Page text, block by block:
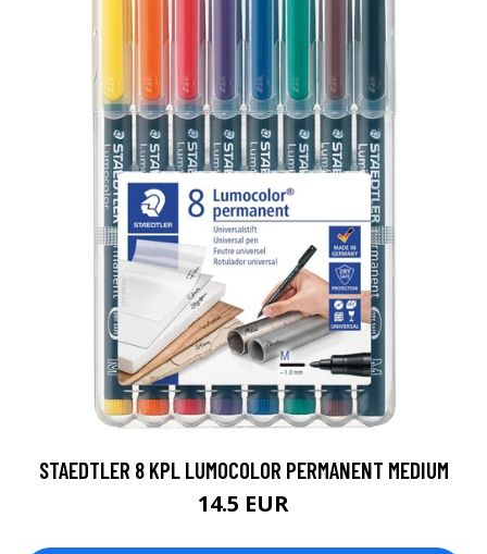
STAEDTLER 8 KPL LUMOCOLOR PERMANENT MEDIUM
14.5 EUR